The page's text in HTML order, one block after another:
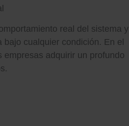
real del sistema y
cualquier condición. En el
empresas adquirir un profundo